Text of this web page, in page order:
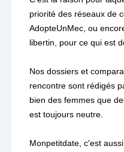
priorité des réseaux de
AdopteUnMec, ou
libertin, pour ce qui est
Nos dossiers et
rencontre sont rédigés
bien des femmes que
est toujours neutre.
Monpetitdate, c'est